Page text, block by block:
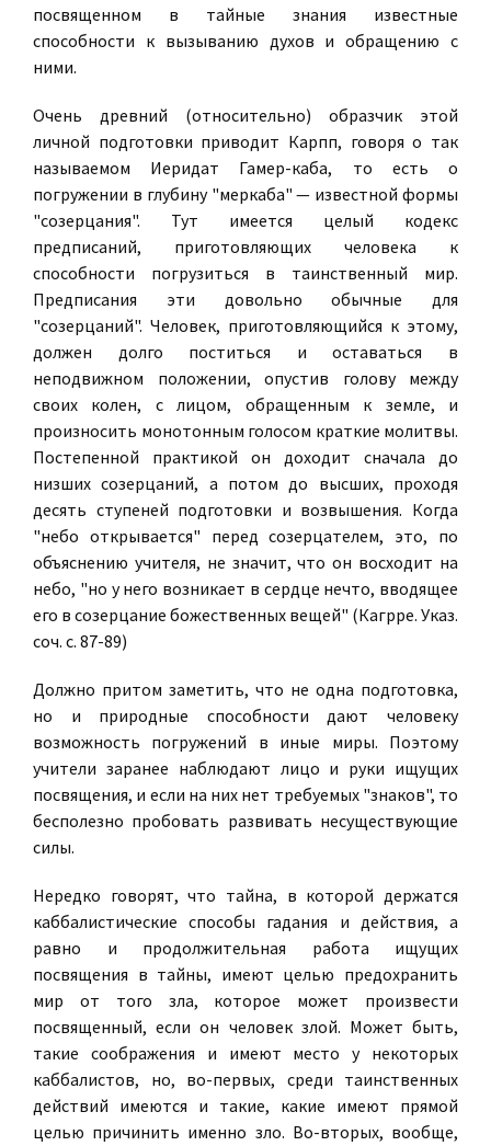
посвященном в тайные знания известные
способности к вызыванию духов и обращению с
ними.
Очень древний (относительно) образчик этой
личной подготовки приводит Карпп, говоря о так
называемом Иеридат Гамер-каба, то есть о
погружении в глубину "меркаба" — известной формы
"созерцания". Тут имеется целый кодекс
предписаний, приготовляющих человека к
способности погрузиться в таинственный мир.
Предписания эти довольно обычные для
"созерцаний". Человек, приготовляющийся к этому,
должен долго поститься и оставаться в
неподвижном положении, опустив голову между
своих колен, с лицом, обращенным к земле, и
произносить монотонным голосом краткие молитвы.
Постепенной практикой он доходит сначала до
низших созерцаний, а потом до высших, проходя
десять ступеней подготовки и возвышения. Когда
"небо открывается" перед созерцателем, это, по
объяснению учителя, не значит, что он восходит на
небо, "но у него возникает в сердце нечто, вводящее
его в созерцание божественных вещей" (Кагрре. Указ.
соч. с. 87-89)
Должно притом заметить, что не одна подготовка,
но и природные способности дают человеку
возможность погружений в иные миры. Поэтому
учители заранее наблюдают лицо и руки ищущих
посвящения, и если на них нет требуемых "знаков", то
бесполезно пробовать развивать несуществующие
силы.
Нередко говорят, что тайна, в которой держатся
каббалистические способы гадания и действия, а
равно и продолжительная работа ищущих
посвящения в тайны, имеют целью предохранить
мир от того зла, которое может произвести
посвященный, если он человек злой. Может быть,
такие соображения и имеют место у некоторых
каббалистов, но, во-первых, среди таинственных
действий имеются и такие, какие имеют прямой
целью причинить именно зло. Во-вторых, вообще,